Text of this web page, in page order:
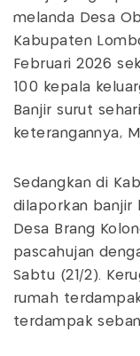
melanda Desa
Kabupaten
Februari 2026
100 kepala
Banjir surut
keterangannya,
Sedangkan di
dilaporkan banjir
Desa Brang
pascahujan
Sabtu (21/2).
rumah
terdampak